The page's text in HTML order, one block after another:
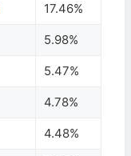
17.46%
5.98%
5.47%
4.78%
4.48%